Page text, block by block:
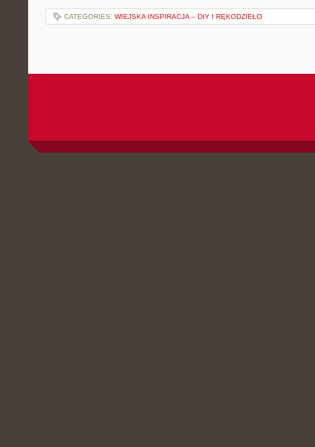
CATEGORIES: WIEJSKA INSPIRACJA – DIY I RĘKODZIEŁO